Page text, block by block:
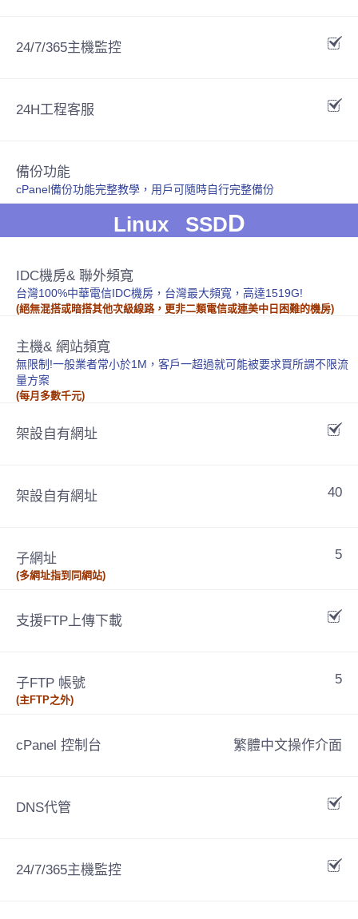
24/7/365主機監控
24H工程客服
備份功能
cPanel備份功能完整教學，用戶可隨時自行完整備份
Linux SSDD
IDC機房& 聯外頻寬
台灣100%中華電信IDC機房，台灣最大頻寬，高達1519G!
(絕無混搭或暗搭其他次級線路，更非二類電信或連美中日困難的機房)
主機& 網站頻寬
無限制!一般業者常小於1M，客戶一超過就可能被要求買所謂不限流
量方案
(每月多數千元)
架設自有網址
架設自有網址 40
子網址
(多網址指到同網站)
5
支援FTP上傳下載
子FTP 帳號
(主FTP之外)
5
cPanel 控制台 繁體中文操作介面
DNS代管
24/7/365主機監控